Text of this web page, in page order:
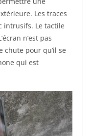
Les traces
intrusifs. Le tactile
n’est pas
chute pour qu’il se
qui est